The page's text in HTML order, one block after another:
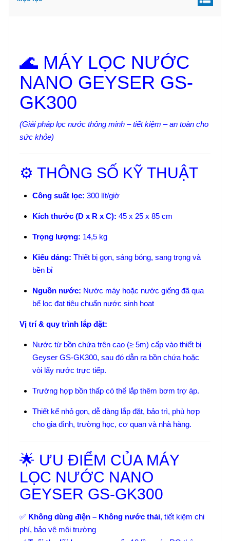
🌊 MÁY LỌC NƯỚC
NANO GEYSER GS-
GK300
(Giải pháp lọc nước thông minh – tiết kiệm – an toàn cho
sức khỏe)
⚙️ THÔNG SỐ KỸ THUẬT
Công suất lọc: 300 lít/giờ
Kích thước (D x R x C): 45 x 25 x 85 cm
Trọng lượng: 14,5 kg
Kiểu dáng: Thiết bị gọn, sáng bóng, sang trọng và
bền bỉ
Nguồn nước: Nước máy hoặc nước giếng đã qua
bể lọc đạt tiêu chuẩn nước sinh hoạt
Vị trí & quy trình lắp đặt:
Nước từ bồn chứa trên cao (≥ 5m) cấp vào thiết bị
Geyser GS-GK300, sau đó dẫn ra bồn chứa hoặc
vòi lấy nước trực tiếp.
Trường hợp bồn thấp có thể lắp thêm bơm trợ áp.
Thiết kế nhỏ gọn, dễ dàng lắp đặt, bảo trì, phù hợp
cho gia đình, trường học, cơ quan và nhà hàng.
🌟 ƯU ĐIỂM CỦA MÁY
LỌC NƯỚC NANO
GEYSER GS-GK300
✅ Không dùng điện – Không nước thải, tiết kiệm chi
phí, bảo vệ môi trường